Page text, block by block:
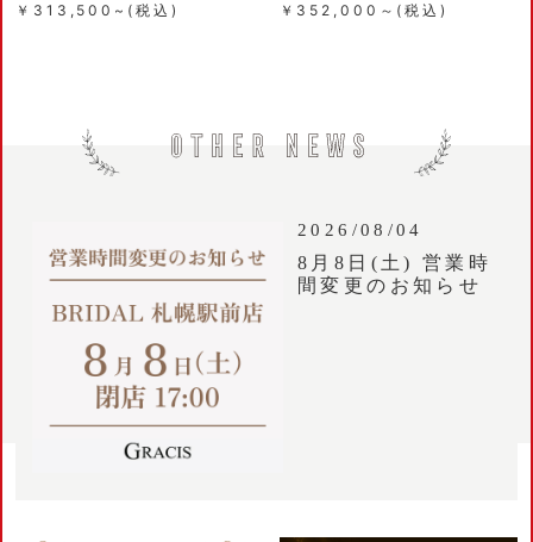
￥313,500~(税込)
￥352,000～(税込)
2026/08/04
8月8日(土) 営業時
間変更のお知らせ